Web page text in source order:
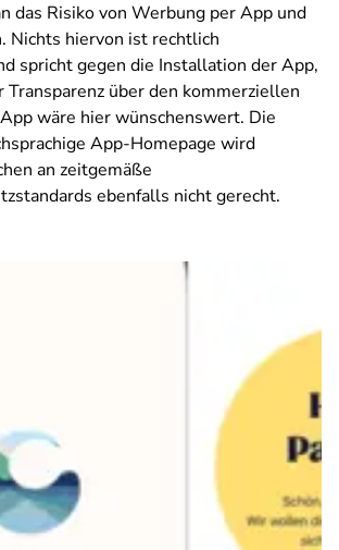
das Risiko von Werbung per App und
Nichts hiervon ist rechtlich
spricht gegen die Installation der App,
Transparenz über den kommerziellen
wäre hier wünschenswert. Die
App-Homepage wird
an zeitgemäße
ebenfalls nicht gerecht.